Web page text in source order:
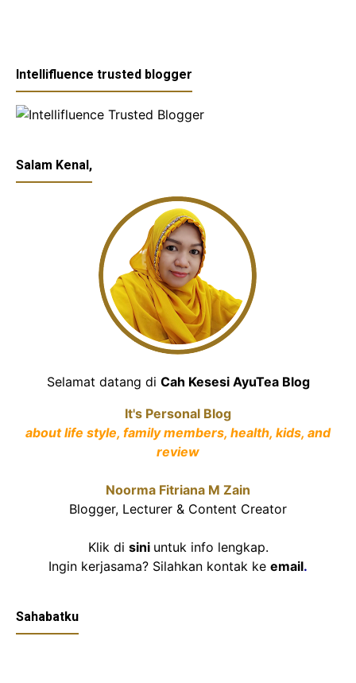
Intellifluence trusted blogger
Salam Kenal,
Selamat datang di Cah Kesesi AyuTea Blog
It's Personal Blog
about life style, family members, health, kids, and
review
Noorma Fitriana M Zain
Blogger, Lecturer & Content Creator
Klik di sini untuk info lengkap.
Ingin kerjasama? Silahkan kontak ke email.
Sahabatku